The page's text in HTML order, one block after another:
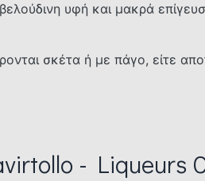
υφή και μακρά
σκέτα ή με πάγο, είτε
- Liqueurs